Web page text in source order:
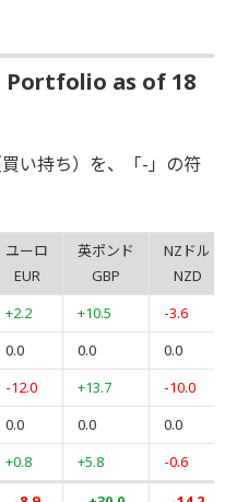
Portfolio as of 18
買い持ち）を、「-」の符
ユーロ
EUR
英ポンド
GBP
NZドル
NZD
+2.2 +10.5
-3.6
0.0 0.0
0.0
-12.0 +13.7
-10.0
0.0 0.0
0.0
+0.8 +5.8
-0.6